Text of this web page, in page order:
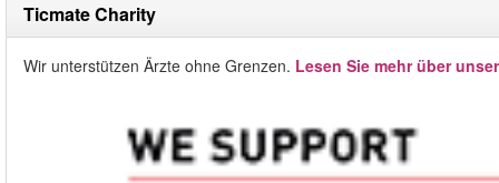
Ticmate Charity
Wir unterstützen Ärzte ohne Grenzen. Lesen Sie mehr über